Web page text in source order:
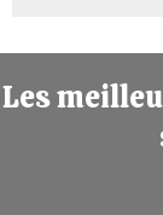
Les